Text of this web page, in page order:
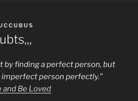
by finding a perfect person, but
imperfect person perfectly.”
and Be Loved